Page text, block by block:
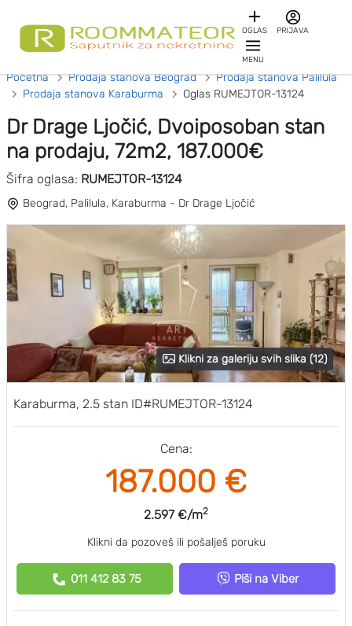
OGLAS PRIJAVA
MENU
Početna Prodaja stanova Beograd
Prodaja stanova Palilula
Prodaja stanova Karaburma
Oglas RUMEJTOR-13124
Dr Drage Ljočić, Dvoiposoban stan
na prodaju, 72m2, 187.000€
Šifra oglasa: RUMEJTOR-13124
Beograd, Palilula, Karaburma - Dr Drage Ljočić
Klikni za galeriju svih slika (12)
Karaburma, 2.5 stan ID#RUMEJTOR-13124
Cena:
187.000 €
2.597 €/m2
Klikni da pozoveš ili pošalješ poruku
011 412 83 75 Piši na Viber